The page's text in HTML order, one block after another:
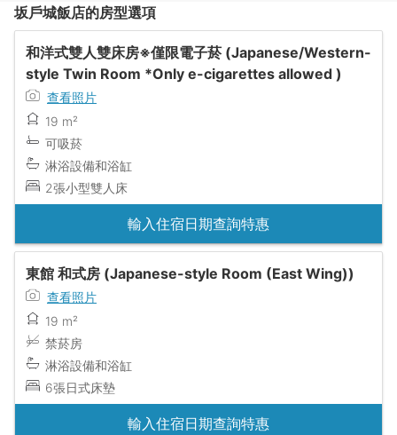
坂戶城飯店的房型選項
和洋式雙人雙床房※僅限電子菸 (Japanese/Western-
style Twin Room *Only e-cigarettes allowed )
查看照片
19 m²
可吸菸
淋浴設備和浴缸
2張小型雙人床
輸入住宿日期查詢特惠
東館 和式房 (Japanese-style Room (East Wing))
查看照片
19 m²
禁菸房
淋浴設備和浴缸
6張日式床墊
輸入住宿日期查詢特惠